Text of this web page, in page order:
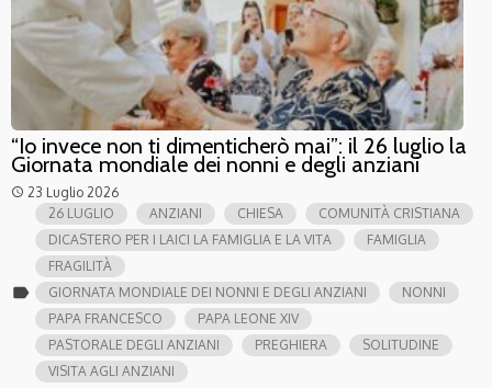
“Io invece non ti dimenticherò mai”: il 26 luglio la
Giornata mondiale dei nonni e degli anziani
access_time 23 Luglio 2026
label
26 LUGLIO ANZIANI CHIESA
COMUNITÀ CRISTIANA
DICASTERO PER I LAICI LA FAMIGLIA E LA VITA
FAMIGLIA
FRAGILITÀ
GIORNATA MONDIALE DEI NONNI E DEGLI ANZIANI
NONNI
PAPA FRANCESCO
PAPA LEONE XIV
PASTORALE DEGLI ANZIANI
PREGHIERA
SOLITUDINE
VISITA AGLI ANZIANI